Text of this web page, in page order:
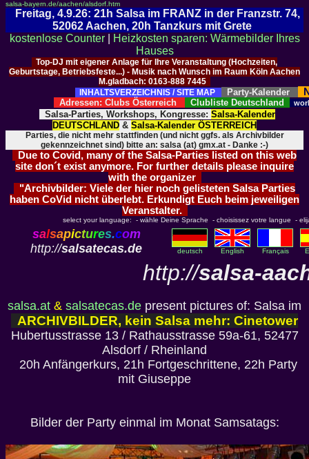
salsa-bayern.de/aachen/alsdorf.htm
Freitag, 4.9.26: 21h Salsa im FRANZ in der Franzstr. 74,
52062 Aachen, 20h Tanzkurs mit Grete
kostenlose Counter|
Heizkosten sparen: Wärmebilder Ihres
Hauses
Top-DJ mit eigener Anlage für Ihre Veranstaltung (Hochzeiten,
Geburtstage, Betriebsfeste...) - Musik nach Wunsch im Raum Köln Aachen
M.gladbach: 0163-888 7445
INHALTSVERZEICHNIS / SITE MAP
Party-Kalender
Adressen: Clubs Österreich Clubliste Deutschland
Salsa-Parties, Workshops, Kongresse: Salsa-Kalender
DEUTSCHLAND & Salsa-Kalender ÖSTERREICH
Parties, die nicht mehr stattfinden (und nicht ggfs. als Archivbilder
gekennzeichnet sind) bitte an: salsa (at) gmx.at - Danke :-)
Due to Covid, many of the Salsa-Parties listed on this web
site don´t exist anymore. For further details please inquire
with the organizer
"Archivbilder: Viele der hier noch gelisteten Salsa Parties
haben CoVid nicht überlebt. Erkundigt Euch beim jeweiligen
Veranstalter.
select your language: - wähle Deine Sprache - choisissez votre langue -
salsapictures.com
http://salsatecas.de deutsch English Français
http://salsa-
salsa.at & salsatecas.de present pictures of: Salsa im
ARCHIVBILDER, kein Salsa mehr: Cinetower
Hubertusstrasse 13 / Rathausstrasse 59a-61, 52477
Alsdorf / Rheinland
20h Anfängerkurs, 21h Fortgeschrittene, 22h Party
mit Giuseppe
Bilder der Party einmal im Monat Samsatags: